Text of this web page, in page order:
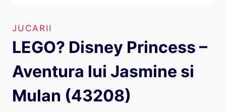
JUCARII
LEGO? Disney Princess –
Aventura lui Jasmine si
Mulan (43208)